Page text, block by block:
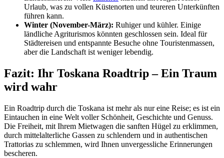
Urlaub, was zu vollen Küstenorten und teureren Unterkünften
führen kann.
Winter (November-März): Ruhiger und kühler. Einige
ländliche Agriturismos könnten geschlossen sein. Ideal für
Städtereisen und entspannte Besuche ohne Touristenmassen,
aber die Landschaft ist weniger lebendig.
Fazit: Ihr Toskana Roadtrip – Ein Traum
wird wahr
Ein Roadtrip durch die Toskana ist mehr als nur eine Reise; es ist ein
Eintauchen in eine Welt voller Schönheit, Geschichte und Genuss.
Die Freiheit, mit Ihrem Mietwagen die sanften Hügel zu erklimmen,
durch mittelalterliche Gassen zu schlendern und in authentischen
Trattorias zu schlemmen, wird Ihnen unvergessliche Erinnerungen
bescheren.